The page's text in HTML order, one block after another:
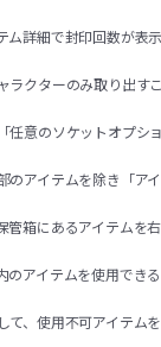
ム詳細で封印回数が
ラクターのみ取り出す
任意のソケットオプ
アイテムを除き「ア
管箱にあるアイテムを
アイテムを使用でき
て、使用不可アイテム